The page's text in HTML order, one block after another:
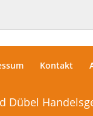
Kontakt
Dübel